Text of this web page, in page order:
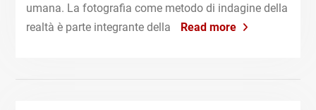
umana. La fotografia come metodo di indagine della
realtà è parte integrante della
Read more